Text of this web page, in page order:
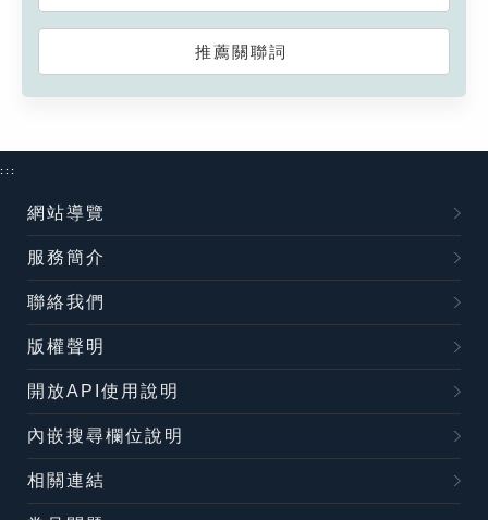
推薦關聯詞
:::
網站導覽
服務簡介
聯絡我們
版權聲明
開放API使用說明
內嵌搜尋欄位說明
相關連結